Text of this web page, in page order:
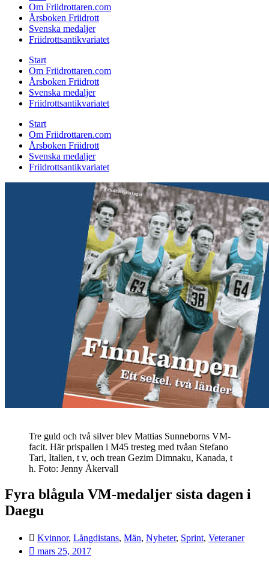
Om Friidrottaren.com
Årsboken Friidrott
Svenska medaljer
Friidrottsantikvariatet
Start
Om Friidrottaren.com
Årsboken Friidrott
Svenska medaljer
Friidrottsantikvariatet
Start
Om Friidrottaren.com
Årsboken Friidrott
Svenska medaljer
Friidrottsantikvariatet
Tre guld och två silver blev Mattias Sunneborns VM-
facit. Här prispallen i M45 tresteg med tvåan Stefano
Tari, Italien, t v, och trean Gezim Dimnaku, Kanada, t
h. Foto: Jenny Åkervall
Fyra blågula VM-medaljer sista dagen i
Daegu
Kvinnor, Långdistans, Män, Nyheter, Sprint, Veteraner
mars 25, 2017